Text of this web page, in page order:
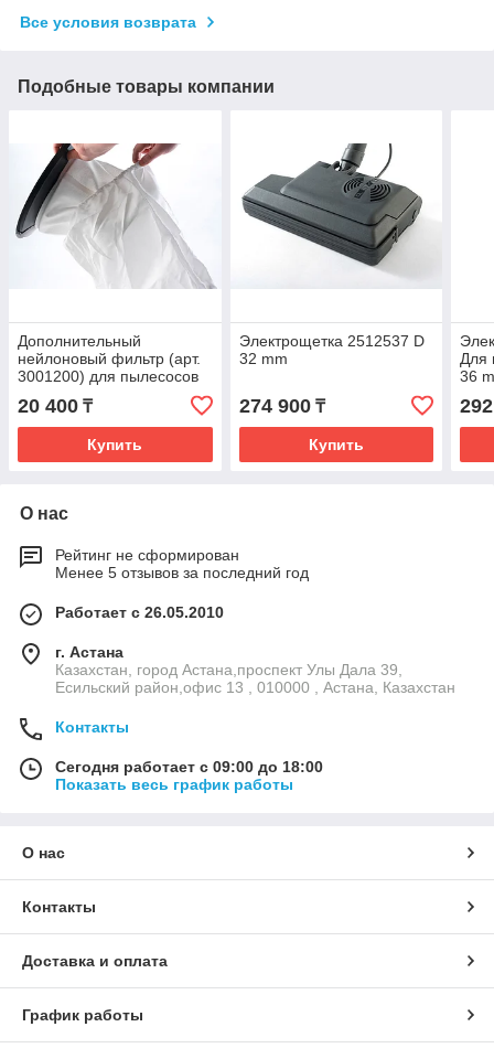
Все условия возврата
Подобные товары компании
Дополнительный
нейлоновый фильтр (арт.
3001200) для пылесосов
POWER D 22, AS10
20 400 ₸
Купить
Электрощетка 2512537 D
32 mm
274 900₸
Купить
Для
36
О нас
Рейтинг не сформирован
Менее 5 отзывов за последний год
Работает с 26.05.2010
г. Астана
Казахстан, город Астана,проспект Улы Дала 39,
Есильский район,офис 13 , 010000 , Астана, Казахстан
Контакты
Сегодня работает с 09:00 до 18:00
Показать весь график работы
О нас
Контакты
Доставка и оплата
График работы